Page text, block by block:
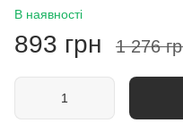
В наявності
893 грн 1 276